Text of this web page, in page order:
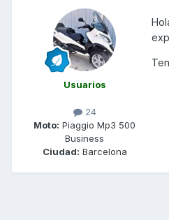
Usuarios
24
Moto: Piaggio Mp3 500
Business
Ciudad: Barcelona